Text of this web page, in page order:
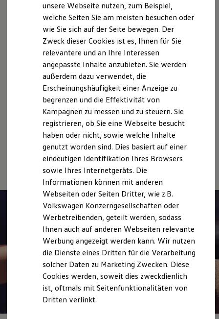
Nachhaltigkeit
Technologie
Kosten und Kauf
Kaufoptionen
E-Auto-Förderung
Software und Konnektivität
Die ID. Software 6
ID. Software Versionen und Updates
Digitale Extras
Schnittstellen zu Ihrem ID.
Hybridautos
Marke und Erlebnis
Volkswagen R und R Experience
R-Modelle
R Experience
Driving Experience
Volkswagen entdecken
Werkbesichtigung
Lifestyle Shop
T-Roc Kollektion
Golf Kollektion
ID. Kollektion
Volkswagen Kollektion
R-Kollektion
GTI Kollektion
Fußball Drop
we drive football
#wedriveproud
Besitzer und Service
Software Updates
Service und Ersatzteile
Unsere Leistungenim
Überblick
Gebrauchtwagen
Service
Volkswagen Economy
Service
UnfallSpezialist
Online-Fahrzeugbewertung
unsere Webseite nutzen, zum Beispiel,
welche Seiten Sie am meisten besuchen oder
wie Sie sich auf der Seite bewegen. Der
Zweck dieser Cookies ist es, Ihnen für Sie
relevantere und an Ihre Interessen
angepasste Inhalte anzubieten. Sie werden
außerdem dazu verwendet, die
Erscheinungshäufigkeit einer Anzeige zu
begrenzen und die Effektivität von
Kampagnen zu messen und zu steuern. Sie
registrieren, ob Sie eine Webseite besucht
haben oder nicht, sowie welche Inhalte
genutzt worden sind. Dies basiert auf einer
eindeutigen Identifikation Ihres Browsers
sowie Ihres Internetgeräts. Die
Informationen können mit anderen
Webseiten oder Seiten Dritter, wie z.B.
Volkswagen Konzerngesellschaften oder
Werbetreibenden, geteilt werden, sodass
Ihnen auch auf anderen Webseiten relevante
Werbung angezeigt werden kann. Wir nutzen
die Dienste eines Dritten für die Verarbeitung
solcher Daten zu Marketing Zwecken. Diese
Cookies werden, soweit dies zweckdienlich
ist, oftmals mit Seitenfunktionalitäten von
Dritten verlinkt.